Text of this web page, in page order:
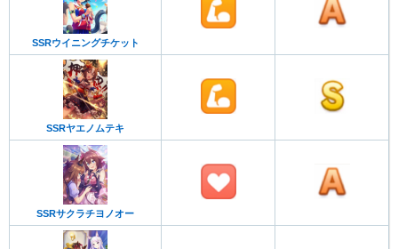
SSRウイニングチケット
SSRヤエノムテキ
SSRサクラチヨノオー